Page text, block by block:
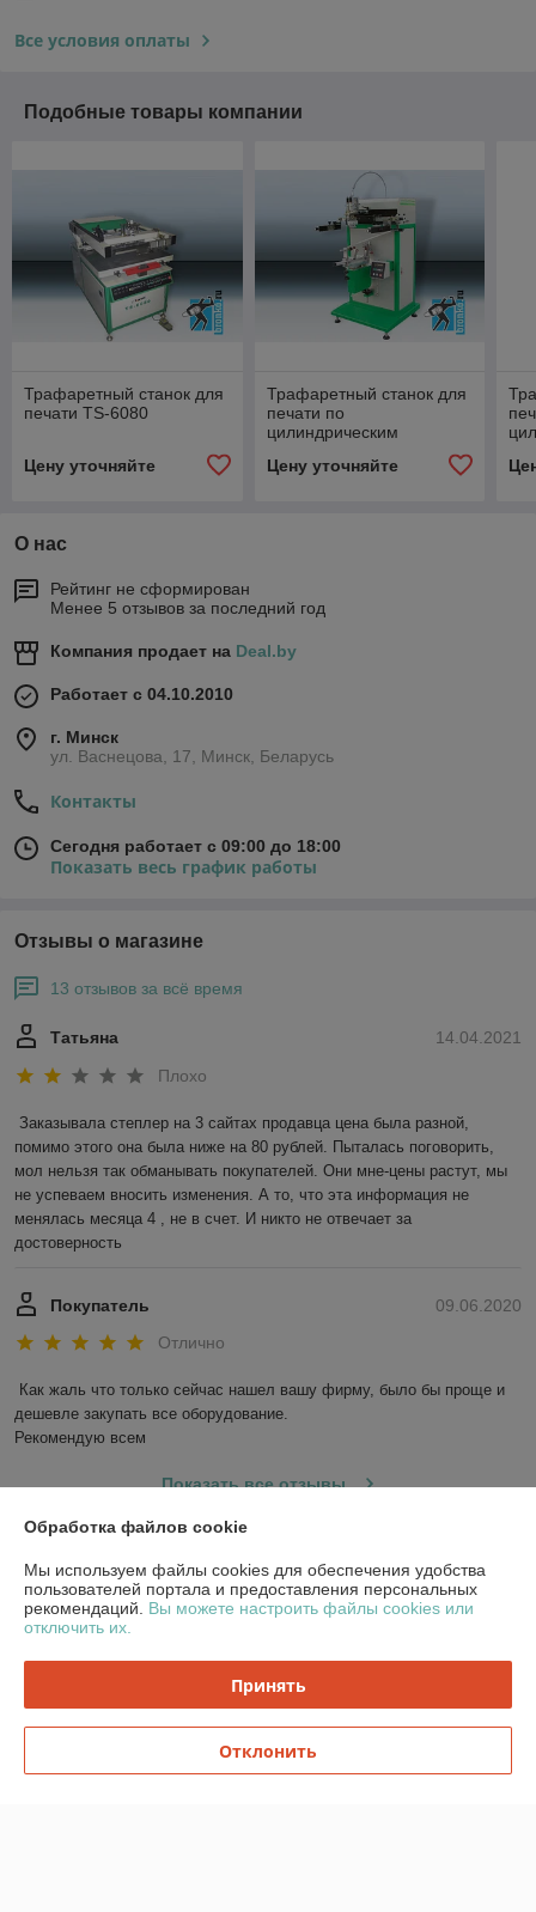
Все условия оплаты
Подобные товары компании
Трафаретный станок для
печати TS-6080
Цену уточняйте
Трафаретный станок для
печати по
цилиндрическим
Цену уточняйте
О нас
Рейтинг не сформирован
Менее 5 отзывов за последний год
Компания продает на Deal.by
Работает с 04.10.2010
г. Минск
ул. Васнецова, 17, Минск, Беларусь
Контакты
Сегодня работает с 09:00 до 18:00
Показать весь график работы
Отзывы о магазине
13 отзывов за всё время
14.04.2021
Татьяна
Плохо
Заказывала степлер на 3 сайтах продавца цена была разной,
помимо этого она была ниже на 80 рублей. Пыталась поговорить,
мол нельзя так обманывать покупателей. Они мне-цены растут, мы
не успеваем вносить изменения. А то, что эта информация не
менялась месяца 4 , не в счет. И никто не отвечает за
достоверность
09.06.2020
Покупатель
Отлично
Как жаль что только сейчас нашел вашу фирму, было бы проще и
дешевле закупать все оборудование.
Рекомендую всем
Показать все отзывы
О нас
Контакты
График работы
Обработка файлов cookie
Мы используем файлы cookies для обеспечения удобства
пользователей портала и предоставления персональных
рекомендаций. Вы можете настроить файлы cookies или
отключить их.
Принять
Отклонить